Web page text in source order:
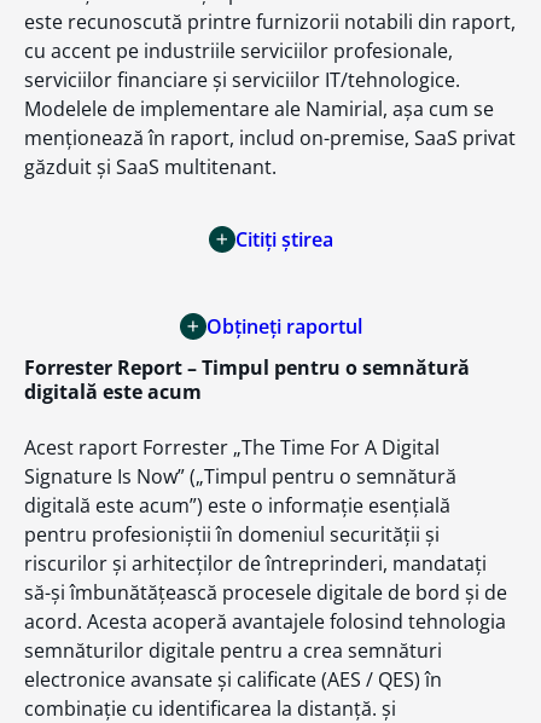
este recunoscută printre furnizorii notabili din raport,
cu accent pe industriile serviciilor profesionale,
serviciilor financiare și serviciilor IT/tehnologice.
Modelele de implementare ale Namirial, așa cum se
menționează în raport, includ on-premise, SaaS privat
găzduit și SaaS multitenant.
Citiți știrea
Obțineți raportul
Forrester Report – Timpul pentru o semnătură
digitală este acum
Acest raport Forrester „The Time For A Digital
Signature Is Now” („Timpul pentru o semnătură
digitală este acum”) este o informație esențială
pentru profesioniștii în domeniul securității și
riscurilor și arhitecților de întreprinderi, mandatați
să-și îmbunătățească procesele digitale de bord și de
acord. Acesta acoperă avantajele folosind tehnologia
semnăturilor digitale pentru a crea semnături
electronice avansate și calificate (AES / QES) în
combinație cu identificarea la distanță. și